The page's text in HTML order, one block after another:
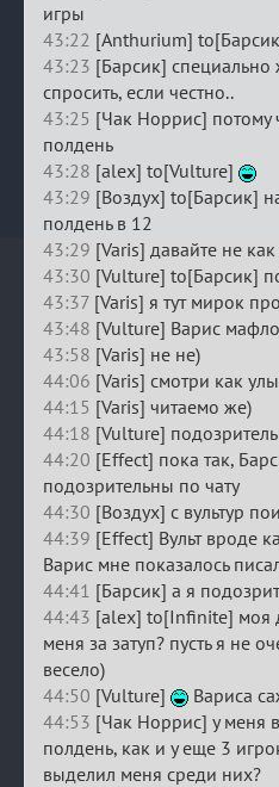
игры
43:22 [Anthurium]
43:23 [Барсик] специально
спросить, если честно..
43:25 [Чак Норрис] потому
полдень
43:28 [alex] to[Vulture]
43:29 [Воздух] to[Барсик]
полдень в 12
43:29 [Varis] давайте не
43:30 [Vulture] to[Барсик]
43:37 [Varis] я тут мирок
43:48 [Vulture] Варис мафло
43:58 [Varis] не не)
44:06 [Varis] смотри как
44:15 [Varis] читаемо же)
44:18 [Vulture]
44:20 [Effect] пока так,
подозрительны по чату
44:30 [Воздух] с вультур
44:39 [Effect] Вульт вроде
Варис мне показалось
44:41 [Барсик] а я
44:43 [alex] to[Infinite] моя
меня за затуп? пусть я не
весело)
44:50 [Vulture]
Вариса
44:53 [Чак Норрис] у меня
полдень, как и у еще 3
выделил меня среди них?